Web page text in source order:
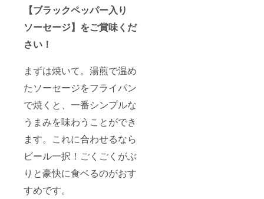
【ブラックペッパー入り
ソーセージ】をご賞味くだ
さい！
まずは焼いて。湯煎で温め
たソーセージをフライパン
で焼くと、一番シンプルな
うまみを味わうことができ
ます。これに合わせるなら
ビール一択！ごくごくがぶ
りと豪快に食ベるのがおす
すめです。